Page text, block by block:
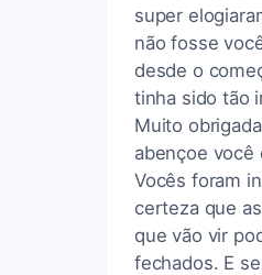
super
não fosse
desde o
tinha sido tão
Muito
abençoe você
Vocês foram
certeza que
que vão vir
fechados. E